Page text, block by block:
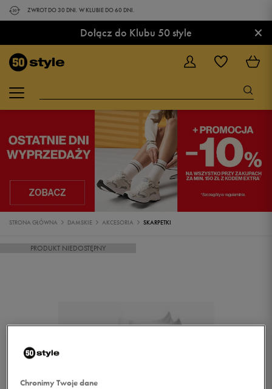
ZWROT DO 30 DNI. W KLUBIE DO 60 DNI.
Dołącz do Klubu 50 style ×
STRONA GŁÓWNA DAMSKIE AKCESORIA SKARPETKI
PRODUKT NIEDOSTĘPNY
Chronimy Twoje dane